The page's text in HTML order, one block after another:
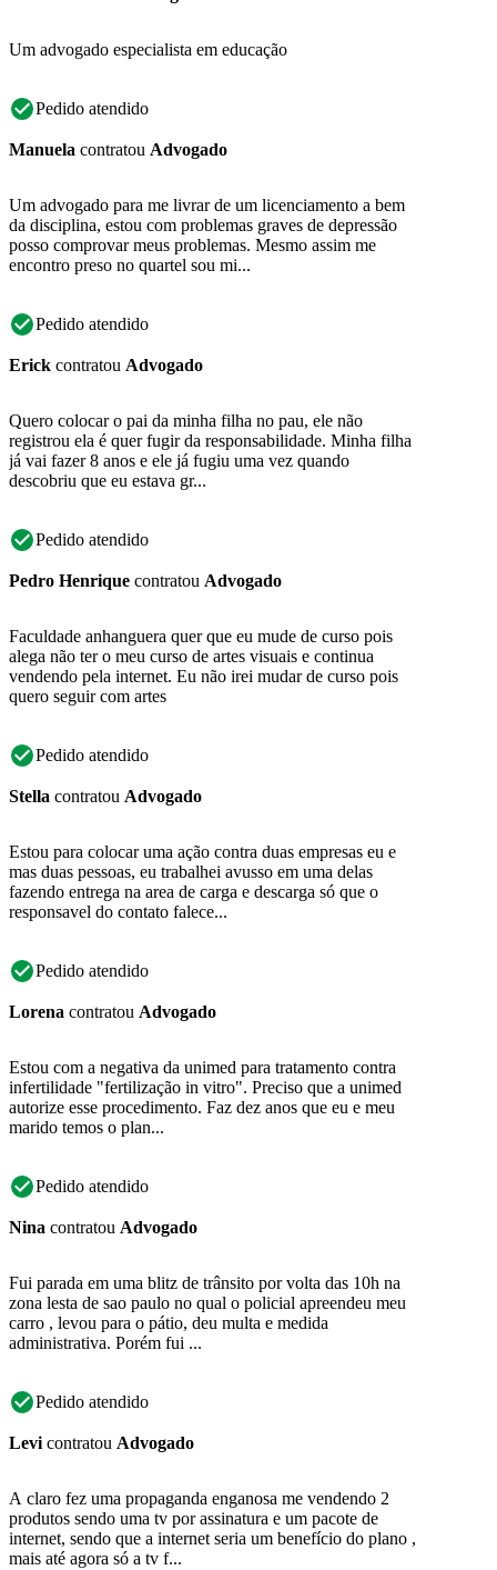
Um advogado especialista em educação
Pedido atendido
Manuela contratou Advogado
Um advogado para me livrar de um licenciamento a bem
da disciplina, estou com problemas graves de depressão
posso comprovar meus problemas. Mesmo assim me
encontro preso no quartel sou mi...
Pedido atendido
Erick contratou Advogado
Quero colocar o pai da minha filha no pau, ele não
registrou ela é quer fugir da responsabilidade. Minha filha
já vai fazer 8 anos e ele já fugiu uma vez quando
descobriu que eu estava gr...
Pedido atendido
Pedro Henrique contratou Advogado
Faculdade anhanguera quer que eu mude de curso pois
alega não ter o meu curso de artes visuais e continua
vendendo pela internet. Eu não irei mudar de curso pois
quero seguir com artes
Pedido atendido
Stella contratou Advogado
Estou para colocar uma ação contra duas empresas eu e
mas duas pessoas, eu trabalhei avusso em uma delas
fazendo entrega na area de carga e descarga só que o
responsavel do contato falece...
Pedido atendido
Lorena contratou Advogado
Estou com a negativa da unimed para tratamento contra
infertilidade "fertilização in vitro". Preciso que a unimed
autorize esse procedimento. Faz dez anos que eu e meu
marido temos o plan...
Pedido atendido
Nina contratou Advogado
Fui parada em uma blitz de trânsito por volta das 10h na
zona lesta de sao paulo no qual o policial apreendeu meu
carro , levou para o pátio, deu multa e medida
administrativa. Porém fui ...
Pedido atendido
Levi contratou Advogado
A claro fez uma propaganda enganosa me vendendo 2
produtos sendo uma tv por assinatura e um pacote de
internet, sendo que a internet seria um benefício do plano ,
mais até agora só a tv f...